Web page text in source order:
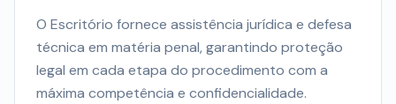
O Escritório fornece assistência jurídica e defesa
técnica em matéria penal, garantindo proteção
legal em cada etapa do procedimento com a
máxima competência e confidencialidade.